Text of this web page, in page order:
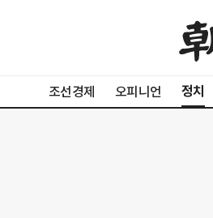
조선경제 오피니언 정치